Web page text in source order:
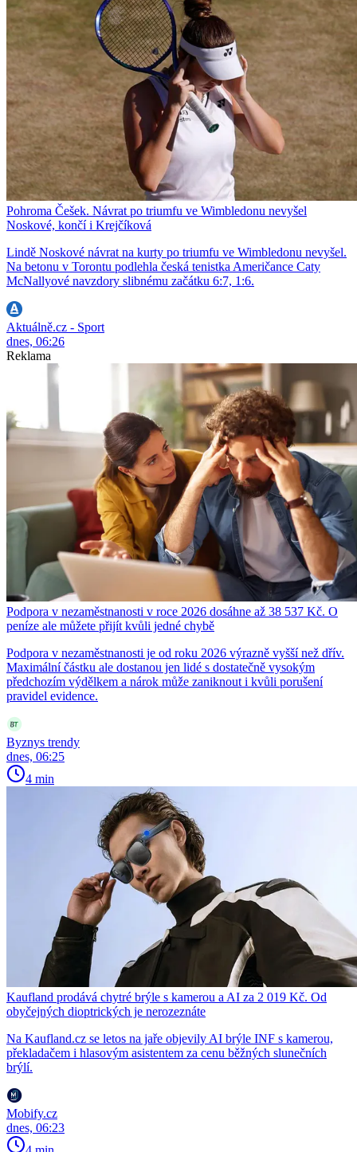
Pohroma Češek. Návrat po triumfu ve Wimbledonu nevyšel
Noskové, končí i Krejčíková
Lindě Noskové návrat na kurty po triumfu ve Wimbledonu nevyšel.
Na betonu v Torontu podlehla česká tenistka Američance Caty
McNallyové navzdory slibnému začátku 6:7, 1:6.
Aktuálně.cz - Sport
dnes, 06:26
Reklama
Podpora v nezaměstnanosti v roce 2026 dosáhne až 38 537 Kč. O
peníze ale můžete přijít kvůli jedné chybě
Podpora v nezaměstnanosti je od roku 2026 výrazně vyšší než dřív.
Maximální částku ale dostanou jen lidé s dostatečně vysokým
předchozím výdělkem a nárok může zaniknout i kvůli porušení
pravidel evidence.
Byznys trendy
dnes, 06:25
4 min
Kaufland prodává chytré brýle s kamerou a AI za 2 019 Kč. Od
obyčejných dioptrických je nerozeznáte
Na Kaufland.cz se letos na jaře objevily AI brýle INF s kamerou,
překladačem i hlasovým asistentem za cenu běžných slunečních
brýlí.
Mobify.cz
dnes, 06:23